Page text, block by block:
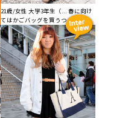
21歳/女性 大学3年生（... 春に向け
てはかごバッグを買うつもりで...